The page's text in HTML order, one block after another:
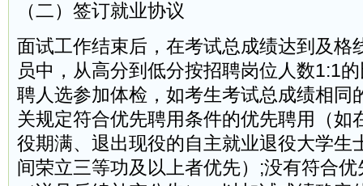
（二）签订就业协议
面试工作结束后，在考试总成绩达到及格
员中，从高分到低分按招聘岗位人数1:1
聘人选参加体检，如考生考试总成绩相同
关规定符合优先聘用条件的优先聘用（如
役期满、退出现役的自主就业退役大学生
间荣立三等功及以上者优先）;没有符合